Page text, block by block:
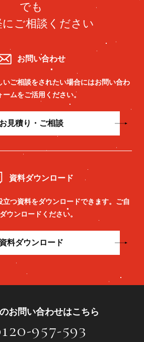
でも
にご相談ください
お問い合わせ
いご相談をされたい場合にはお問い合わ
ームをご活用ください。
お見積り・ご相談
資料ダウンロード
つ資料をダウンロードできます。 ご自
ウンロードください。
資料ダウンロード
お問い合わせはこちら
957-593